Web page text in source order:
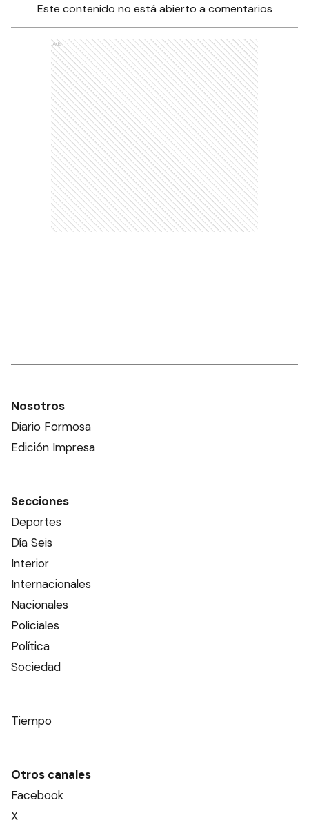
Este contenido no está abierto a comentarios
Ads
Nosotros
Diario Formosa
Edición Impresa
Secciones
Deportes
Día Seis
Interior
Internacionales
Nacionales
Policiales
Política
Sociedad
Tiempo
Otros canales
Facebook
X